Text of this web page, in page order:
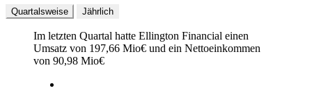
Quartalsweise Jährlich
Im letzten Quartal hatte Ellington Financial einen
Umsatz von 197,66 Mio€ und ein Nettoeinkommen
von 90,98 Mio€